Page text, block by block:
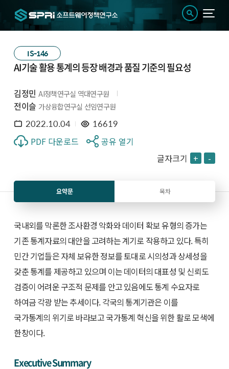
IS-146
AI기술 활용 통계의 등장 배경과 품질 기준의 필요성
김정민 AI정책연구실 역대연구원
전이슬 가상융합연구실 선임연구원
2022.10.04 16619
PDF 다운로드
공유 열기
글자크기 + -
요약문 목차
국내외를 막론한 조사환경 악화와 데이터 확보 유형의 증가는
기존 통계자료의 대안을 고려하는 계기로 작용하고 있다. 특히
민간 기업들은 자체 보유한 정보를 토대로 시의성과 상세성을
갖춘 통계를 제공하고 있으며 이는 데이터의 대표성 및 신뢰도
검증이 어려운 구조적 문제를 안고 있음에도 통계 수요자로
하여금 각광 받는 추세이다. 각국의 통계기관은 이를
국가통계의 위기로 바라보고 국가통계 혁신을 위한 활로 모색에
한창이다.
Executive Summary